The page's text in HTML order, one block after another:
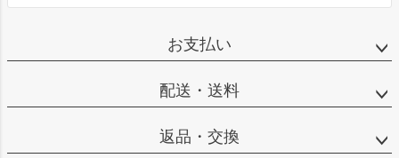
お支払い
配送・送料
返品・交換